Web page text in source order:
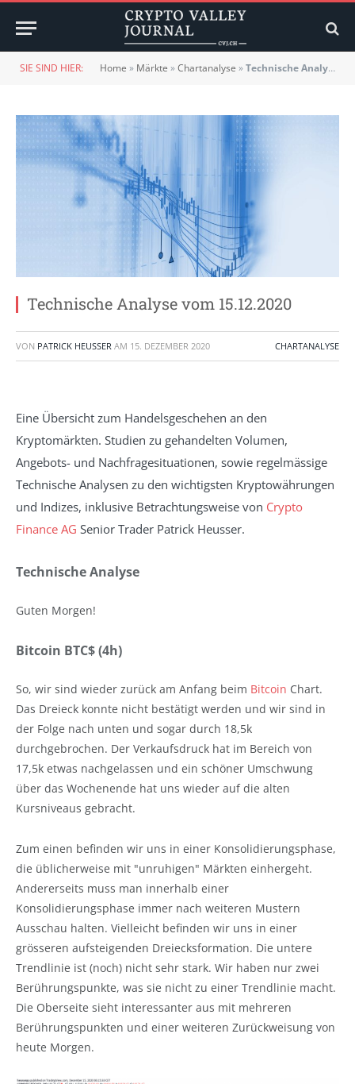
SIE SIND HIER: Home » Märkte »Chartanalyse »Technische Analyse vom 15.12.2020
Technische Analyse vom 15.12.2020
VON PATRICK HEUSSER AM 15. DEZEMBER 2020 CHARTANALYSE
Eine Übersicht zum Handelsgeschehen an den
Kryptomärkten. Studien zu gehandelten Volumen,
Angebots- und Nachfragesituationen, sowie regelmässige
Technische Analysen zu den wichtigsten Kryptowährungen
und Indizes, inklusive Betrachtungsweise von Crypto
Finance AG Senior Trader Patrick Heusser.
Technische Analyse
Guten Morgen!
Bitcoin BTC$ (4h)
So, wir sind wieder zurück am Anfang beim Bitcoin Chart.
Das Dreieck konnte nicht bestätigt werden und wir sind in
der Folge nach unten und sogar durch 18,5k
durchgebrochen. Der Verkaufsdruck hat im Bereich von
17,5k etwas nachgelassen und ein schöner Umschwung
über das Wochenende hat uns wieder auf die alten
Kursniveaus gebracht.
Zum einen befinden wir uns in einer Konsolidierungsphase,
die üblicherweise mit "unruhigen" Märkten einhergeht.
Andererseits muss man innerhalb einer
Konsolidierungsphase immer nach weiteren Mustern
Ausschau halten. Vielleicht befinden wir uns in einer
grösseren aufsteigenden Dreiecksformation. Die untere
Trendlinie ist (noch) nicht sehr stark. Wir haben nur zwei
Berührungspunkte, was sie nicht zu einer Trendlinie macht.
Die Oberseite sieht interessanter aus mit mehreren
Berührungspunkten und einer weiteren Zurückweisung von
heute Morgen.